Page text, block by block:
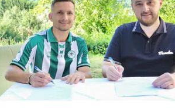
Bitlis
Bolu
Burdur
Bursa